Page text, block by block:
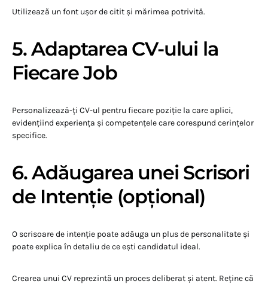
Utilizează un font ușor de citit și mărimea potrivită.
5. Adaptarea CV-ului la
Fiecare Job
Personalizează-ți CV-ul pentru fiecare poziție la care aplici,
evidențiind experiența și competențele care corespund cerințelor
specifice.
6. Adăugarea unei Scrisori
de Intenție (opțional)
O scrisoare de intenție poate adăuga un plus de personalitate și
poate explica în detaliu de ce ești candidatul ideal.
Crearea unui CV reprezintă un proces deliberat și atent. Reține că